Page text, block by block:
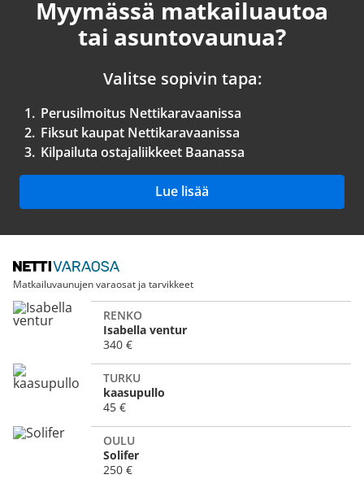
Myymässä matkailuautoa
tai asuntovaunua?
Valitse sopivin tapa:
1. Perusilmoitus Nettikaravaanissa
2. Fiksut kaupat Nettikaravaanissa
3. Kilpailuta ostajaliikkeet Baanassa
Lue lisää
Matkailuvaunujen varaosat ja tarvikkeet
RENKO
Isabella ventur
340 €
TURKU
kaasupullo
45 €
OULU
Solifer
250 €